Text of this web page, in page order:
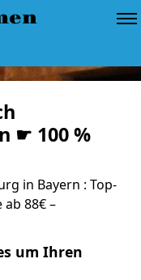
☛ 100 %
in Bayern : Top-
88€ –
um Ihren